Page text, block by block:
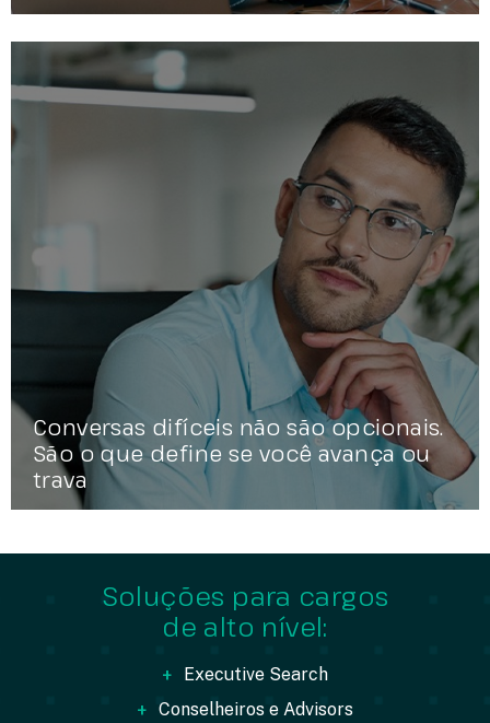
Conversas difíceis não são opcionais.
São o que define se você avança ou
trava
Soluções para cargos
de alto nível:
+ Executive Search
+ Conselheiros e Advisors